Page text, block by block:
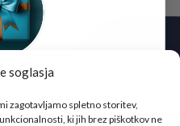
soglasja
zagotavljamo spletno storitev,
ki jih brez piškotkov ne
je!